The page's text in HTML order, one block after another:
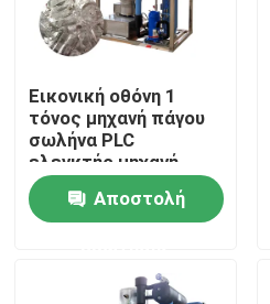
Σπίτι
Προϊόντα
Εικονική οθόνη 1
τόνος μηχανή πάγου
σωλήνα PLC
ελεγκτής μηχανή
πάγου σωλήνα
αυτοματοποιημένη
Αποστολή